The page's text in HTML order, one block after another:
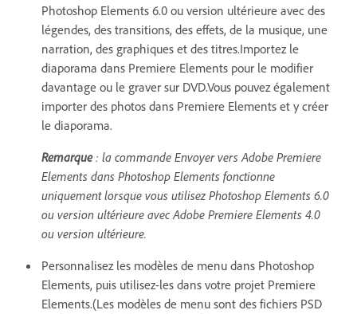
Photoshop Elements 6.0 ou version ultérieure avec des
légendes, des transitions, des effets, de la musique, une
narration, des graphiques et des titres.Importez le
diaporama dans Premiere Elements pour le modifier
davantage ou le graver sur DVD.Vous pouvez également
importer des photos dans Premiere Elements et y créer
le diaporama.
Remarque: la commande Envoyer vers Adobe Premiere
Elements dans Photoshop Elements fonctionne
uniquement lorsque vous utilisez Photoshop Elements 6.0
ou version ultérieure avec Adobe Premiere Elements 4.0
ou version ultérieure.
Personnalisez les modèles de menu dans Photoshop
Elements, puis utilisez-les dans votre projet Premiere
Elements.(Les modèles de menu sont des fichiers PSD